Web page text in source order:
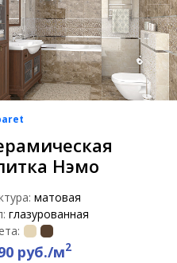
Нэмо
матовая
глазурованная
руб./м2